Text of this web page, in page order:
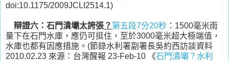
doi:10.1175/2009JCLI2514.1)
辯證六：石門潰壩太誇張 ？第五段7分20秒 ：1500毫米雨
量下在石門水庫，應仍可挺住，至於3000毫米超大極端值，
水庫也都有因應措施。(節錄水利署副署長吳約西訪談資料
2010.02.23 來源：台灣醒報 23-Feb-10 《石門潰壩？水利